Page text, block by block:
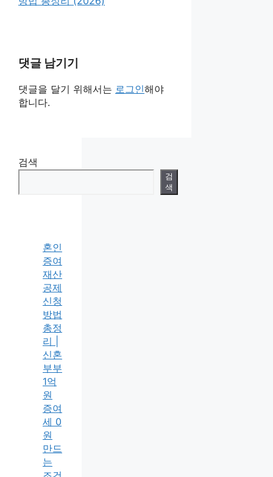
댓글 남기기
댓글을 달기 위해서는 로그인해야
합니다.
검색
검
색
혼인
증여
재산
공제
신청
방법
총정
리 |
신혼
부부
1억
원
증여
세 0
원
만드
는